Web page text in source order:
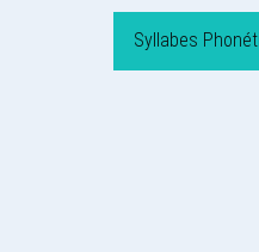
Syllabes